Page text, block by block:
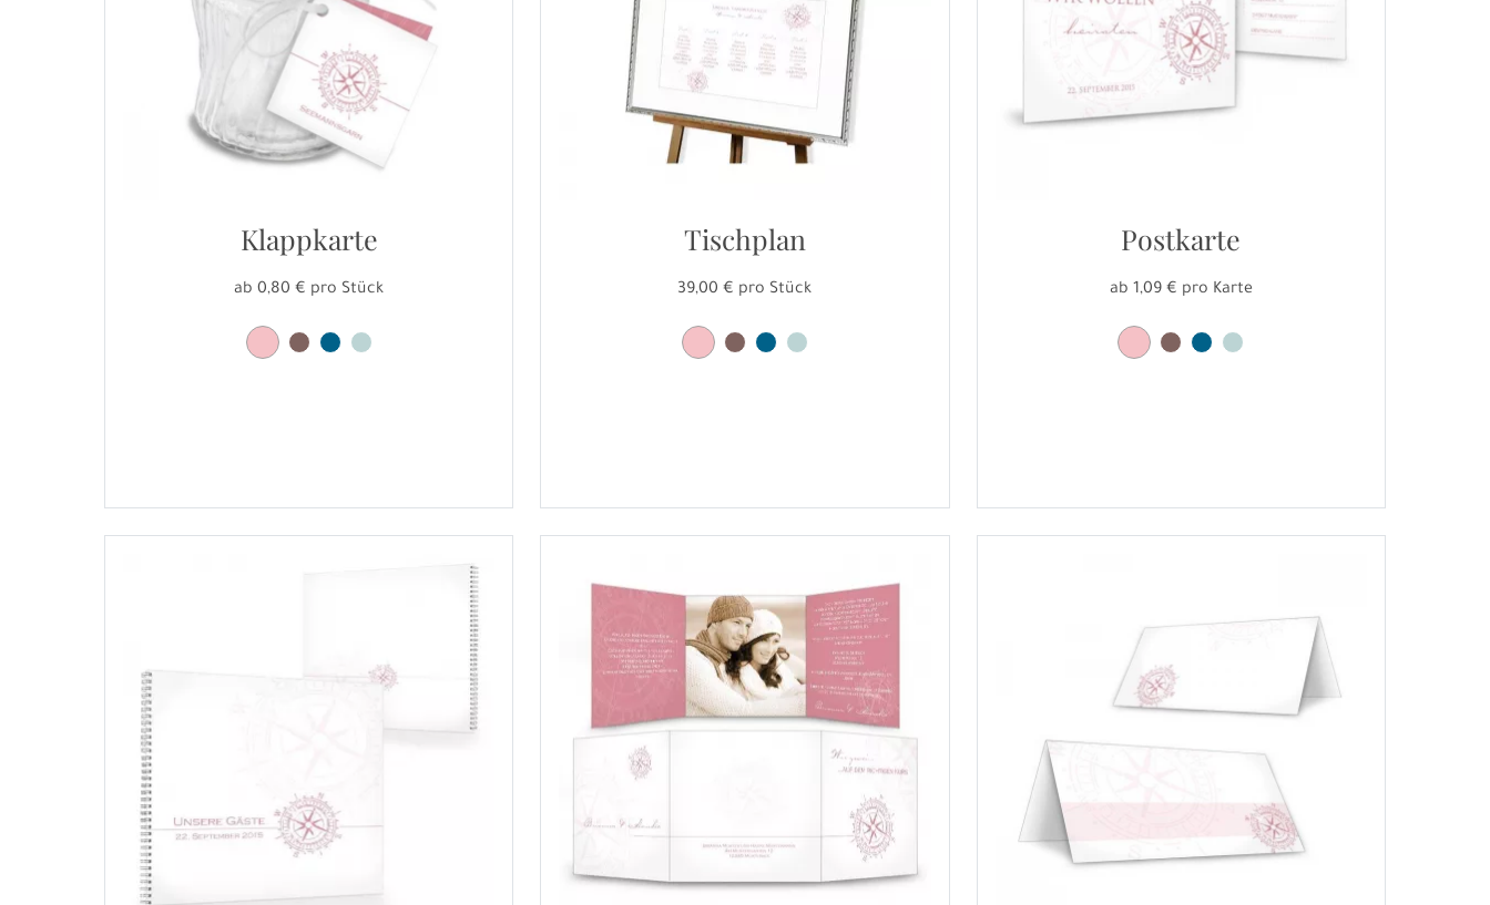
Klappkarte
ab 0,80 € pro Stück
Tischplan
39,00 € pro Stück
Postkarte
ab 1,09 € pro Karte